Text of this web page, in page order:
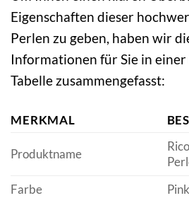
Eigenschaften dieser
Perlen zu geben, haben wir
Informationen für Sie in
Tabelle zusammengefasst:
MERKMAL
Produktname
Farbe
Pink